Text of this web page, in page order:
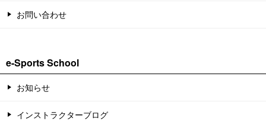
お問い合わせ
e-Sports School
お知らせ
インストラクターブログ